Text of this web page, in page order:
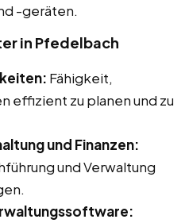
-geräten.
in Pfedelbach
Fähigkeit,
effizient zu planen und zu
und Finanzen:
und Verwaltung